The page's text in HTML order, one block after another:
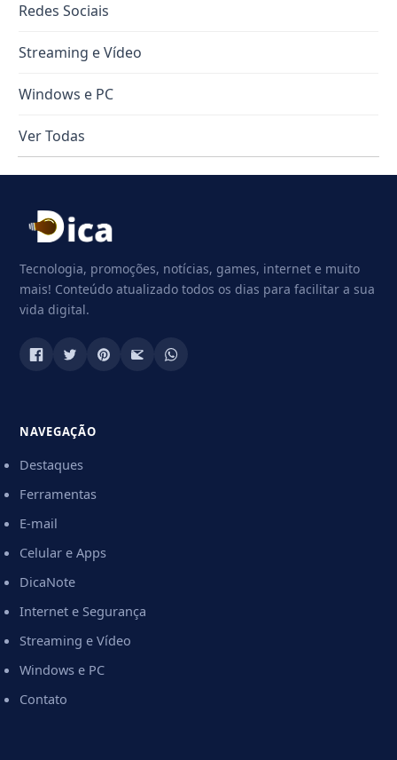
Redes Sociais
Streaming e Vídeo
Windows e PC
Ver Todas
Tecnologia, promoções, notícias, games, internet e muito
mais! Conteúdo atualizado todos os dias para facilitar a sua
vida digital.
NAVEGAÇÃO
Destaques
Ferramentas
E-mail
Celular e Apps
DicaNote
Internet e Segurança
Streaming e Vídeo
Windows e PC
Contato